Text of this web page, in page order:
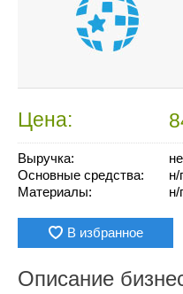
Цена:
Выручка:
Основные средства:
н/
Материалы:
н/
В избранное
Описание